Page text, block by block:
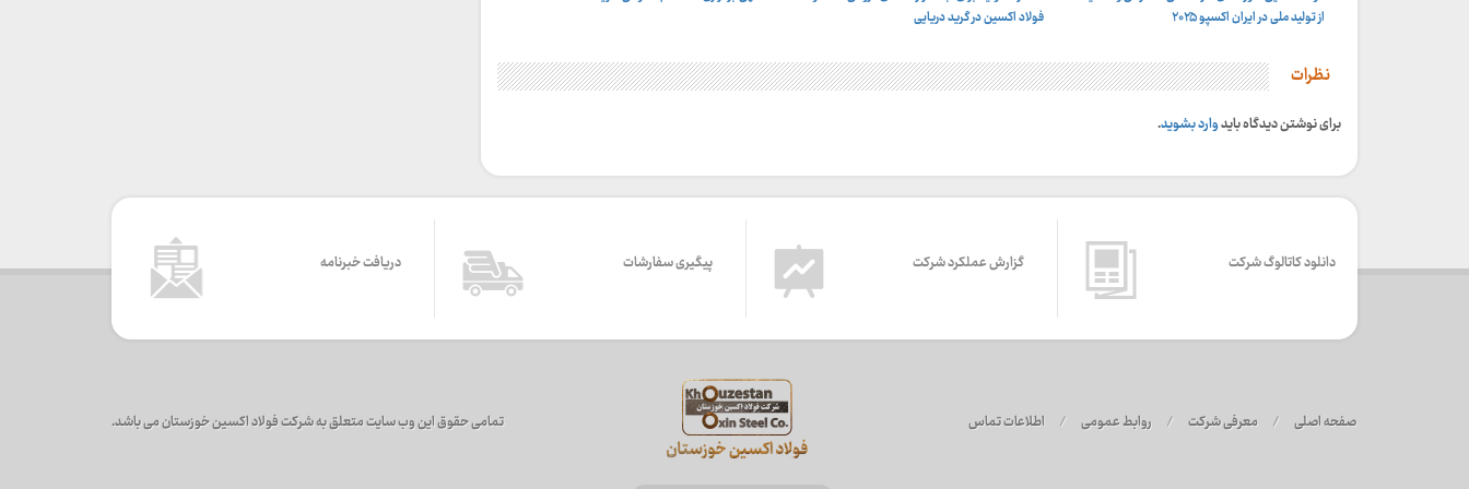
خوزستان:
از تولید ملی در ایران اکسپو ۲۰۲۵
خوزستان:
فولاد اکسین در گرید دریایی
نظرات
برای نوشتن دیدگاه بایدوارد بشوید.
دانلود کاتالوگ شرکت گزارش عملکرد شرکت پیگیری سفارشات دریافت خبرنامه
صفحه اصلی / معرفی شرکت / روابط عمومی / اطلاعات تماس تمامی حقوق این وب سایت متعلق به شرکت فولاد اکسین خوزستان می باشد.